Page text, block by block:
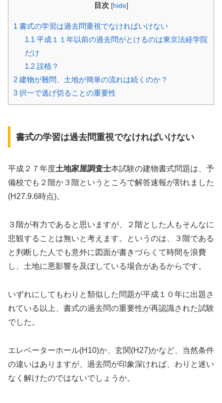
目次 [hide]
1 書式の学習は過去問重視でなければいけない
1.1 平成１１年以前の過去問がとけるのは東京法経学院
だけ
1.2誤植？
2 建物が難問、土地が簡単の流れは続くのか？
3 択一で逃げ切ることの重要性
書式の学習は過去問重視でなければいけない
平成２７年度土地家屋調査士本試験の建物書式問題は、予
備校でも２階か３階というところで解答速報が割れました
(H27.9.6時点)。
３階が有力であると思いますが、２階とした人もそんなに
悲観することは無いと考えます。というのは、３階である
と判断した人でも意外に図面が書きづらくて時間を浪費
し、土地に悪影響を及ぼしている場合があるからです。
いずれにしてもわりと類似した問題が平成１０年に出題さ
れている以上、書式の過去問の重要性が再認識された試験
でした。
エレベーターホール(H10)か、玄関(H27)かなど、当然条件
の違いはありますが、過去問が印象深ければ、わりと迷い
なく解けたのではないでしょうか。